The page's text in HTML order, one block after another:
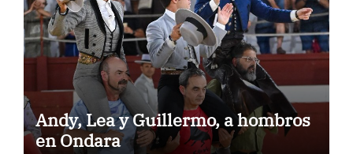
Andy, Lea y Guillermo, a hombros
en Ondara